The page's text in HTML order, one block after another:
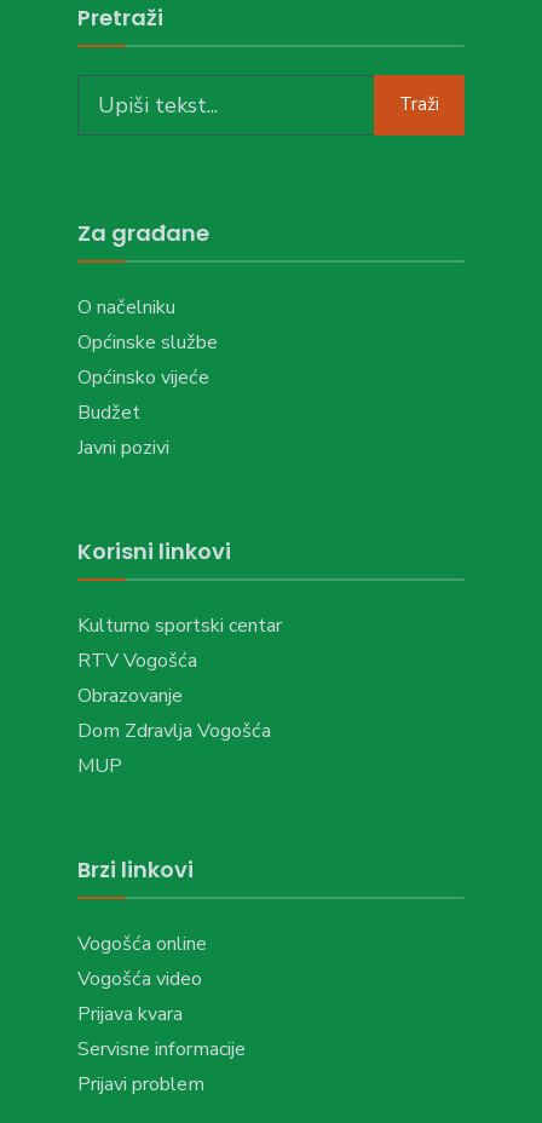
Pretraži
for:
Traži
Za građane
O načelniku
Općinske službe
Općinsko vijeće
Budžet
Javni pozivi
Korisni linkovi
Kulturno sportski centar
RTV Vogošća
Obrazovanje
Dom Zdravlja Vogošća
MUP
Brzi linkovi
Vogošća online
Vogošća video
Prijava kvara
Servisne informacije
Prijavi problem